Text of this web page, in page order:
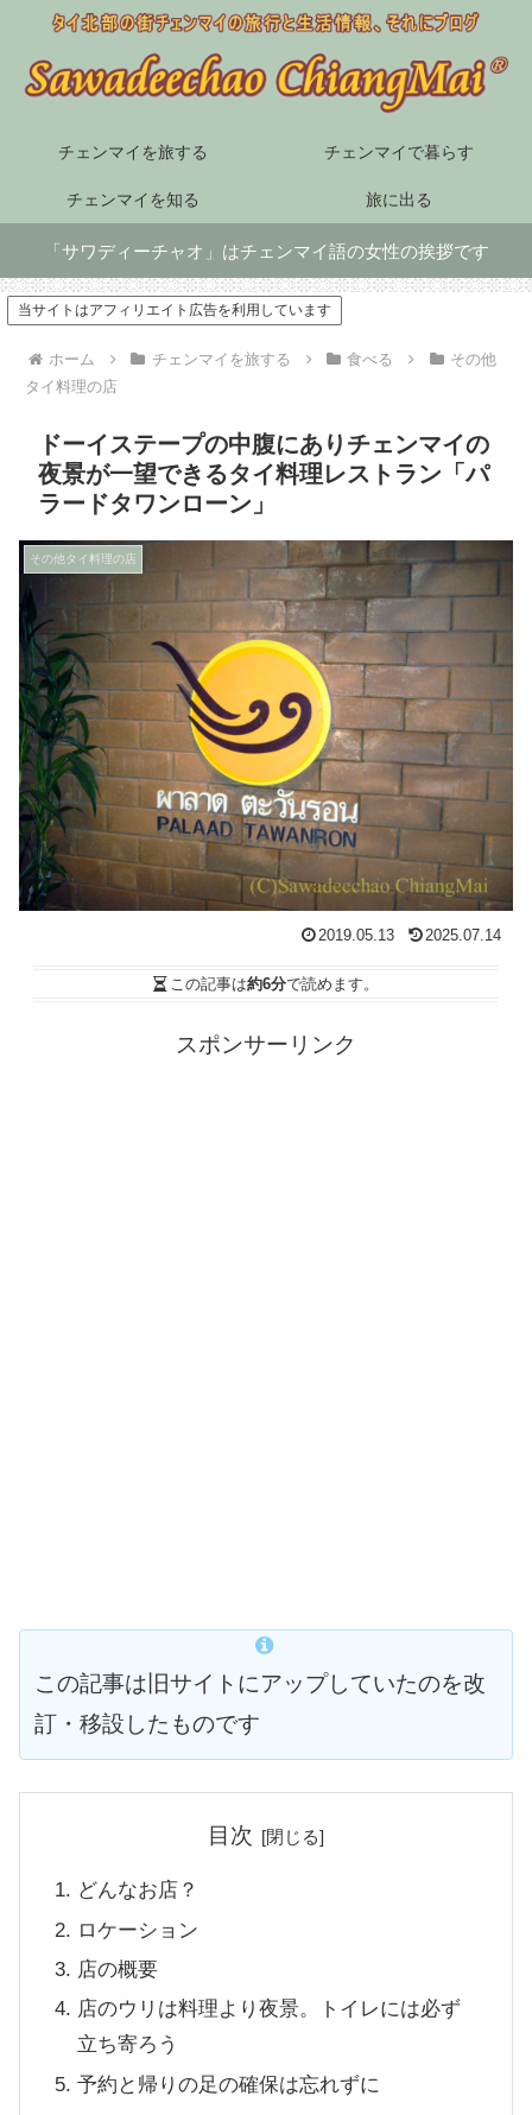
チェンマイを旅する チェンマイで暮らす
チェンマイを知る 旅に出る
「サワディーチャオ」はチェンマイ語の女性の挨拶です
当サイトはアフィリエイト広告を利用しています
ホーム チェンマイを旅する 食べる
その他
タイ料理の店
ドーイステープの中腹にありチェンマイの
夜景が一望できるタイ料理レストラン「パ
ラードタワンローン」
その他タイ料理の店
2019.05.13 2025.07.14
この記事は約6分で読めます。
スポンサーリンク
この記事は旧サイトにアップしていたのを改
訂・移設したものです
目次
どんなお店？
ロケーション
店の概要
店のウリは料理より夜景。トイレには必ず
立ち寄ろう
予約と帰りの足の確保は忘れずに